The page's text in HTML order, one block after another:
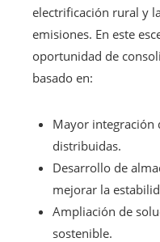
electrificación rural y
emisiones. En este
oportunidad de
basado en:
Mayor integración
distribuidas.
Desarrollo de
mejorar la
Ampliación de
sostenible.